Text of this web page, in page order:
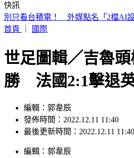
快訊
白海豚暴風圈縮小！掃過北部近海
首頁
國際
世足圖輯／吉魯
勝 法國2:1擊退
編輯：郭韋辰
發佈時間：2022.12.11 11:40
最後更新時間：2022.12.11 11:40
編輯 ： 郭韋辰